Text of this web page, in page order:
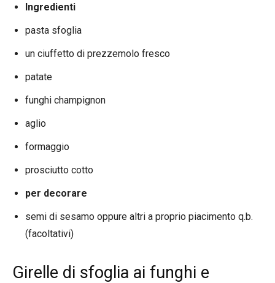
Ingredienti
pasta sfoglia
un ciuffetto di prezzemolo fresco
patate
funghi champignon
aglio
formaggio
prosciutto cotto
per decorare
semi di sesamo oppure altri a proprio piacimento q.b.
(facoltativi)
Girelle di sfoglia ai funghi e